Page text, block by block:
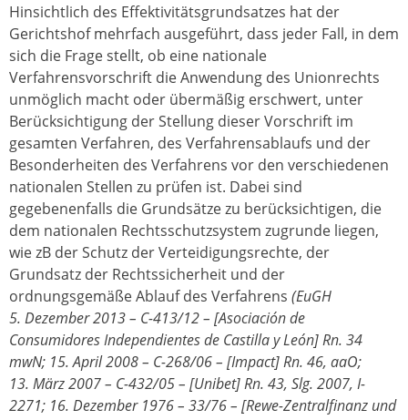
Hinsichtlich des Effektivitätsgrundsatzes hat der
Gerichtshof mehrfach ausgeführt, dass jeder Fall, in dem
sich die Frage stellt, ob eine nationale
Verfahrensvorschrift die Anwendung des Unionrechts
unmöglich macht oder übermäßig erschwert, unter
Berücksichtigung der Stellung dieser Vorschrift im
gesamten Verfahren, des Verfahrensablaufs und der
Besonderheiten des Verfahrens vor den verschiedenen
nationalen Stellen zu prüfen ist. Dabei sind
gegebenenfalls die Grundsätze zu berücksichtigen, die
dem nationalen Rechtsschutzsystem zugrunde liegen,
wie zB der Schutz der Verteidigungsrechte, der
Grundsatz der Rechtssicherheit und der
ordnungsgemäße Ablauf des Verfahrens (EuGH
5. Dezember 2013 – C-413/12 – [Asociación de
Consumidores Independientes de Castilla y León] Rn. 34
mwN; 15. April 2008 – C-268/06 – [Impact] Rn. 46, aaO;
13. März 2007 – C-432/05 – [Unibet] Rn. 43, Slg. 2007, I-
2271; 16. Dezember 1976 – 33/76 – [Rewe-Zentralfinanz und